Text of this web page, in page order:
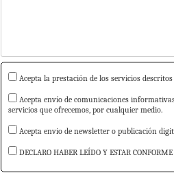
Acepta la prestación de los servicios
Acepta envío de comunicaciones
servicios que ofrecemos, por cualquier medio.
Acepta envio de newsletter o publicación
DECLARO HABER LEÍDO Y ESTAR